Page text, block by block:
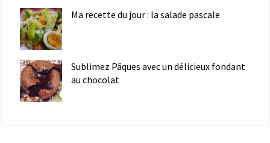
Ma recette du jour : la salade pascale
Sublimez Pâques avec un délicieux fondant
au chocolat